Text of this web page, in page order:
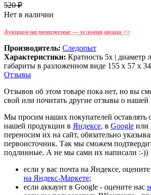
520 ₽
Нет в наличии
Аукцион на понижение — условия акции >>
Производитель: Следопыт
Характеристики: Кратность 5х | диаметр
габариты в разложенном виде 155 х 57 х
Отзывы
Отзывов об этом товаре пока нет, но вы
свой или почитать другие отзывы о нашей
Мы просим наших покупателей оставлять
нашей продукции в Яндексе, в Google или
переносим их на сайт, обязательно
первоисточник. Так мы сможем
подлинные. А не мы сами их написали :-))
если у вас почта на Яндексе,
на Яндекс-Маркете;
если аккаунт в Google - оцените нас